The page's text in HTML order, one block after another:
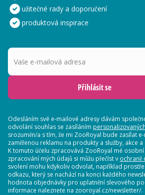
užitečné rady a doporučení
produktová inspirace
Vaše e-mailová adresa
Přihlásit se
Odesláním své e-mailové adresy dávám
odvolání souhlas se zasíláním
srozuměn/a s tím, že mi ZooRoyal bude zasílat
zaměřenou reklamu na produkty a služby, akce
K tomuto účelu zpracovává ZooRoyal mé
zpracování mých údajů si můžu přečíst v ochraně
svolení mohu kdykoliv odvolat, například
odkazu, který se nachází na konci každého
hodnota objednávky pro uplatnění slevového
informace naleznete na zooroyal.cz/newsletter/.